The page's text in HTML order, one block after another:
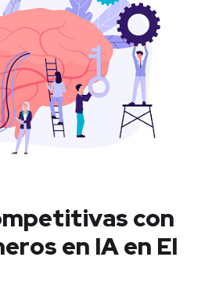
con
en IA en El